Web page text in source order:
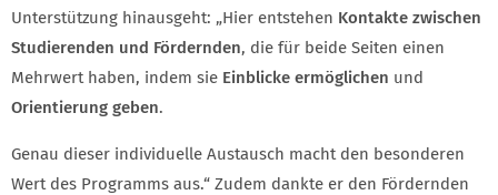
Unterstützung hinausgeht: „Hier entstehen Kontakte zwischen
Studierenden und Fördernden, die für beide Seiten einen
Mehrwert haben, indem sie Einblicke ermöglichen und
Orientierung geben.
Genau dieser individuelle Austausch macht den besonderen
Wert des Programms aus.“ Zudem dankte er den Fördernden